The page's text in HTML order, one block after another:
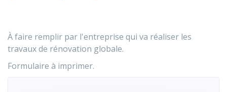
À faire remplir par l'entreprise qui va réaliser les
travaux de rénovation globale.
Formulaire à imprimer.